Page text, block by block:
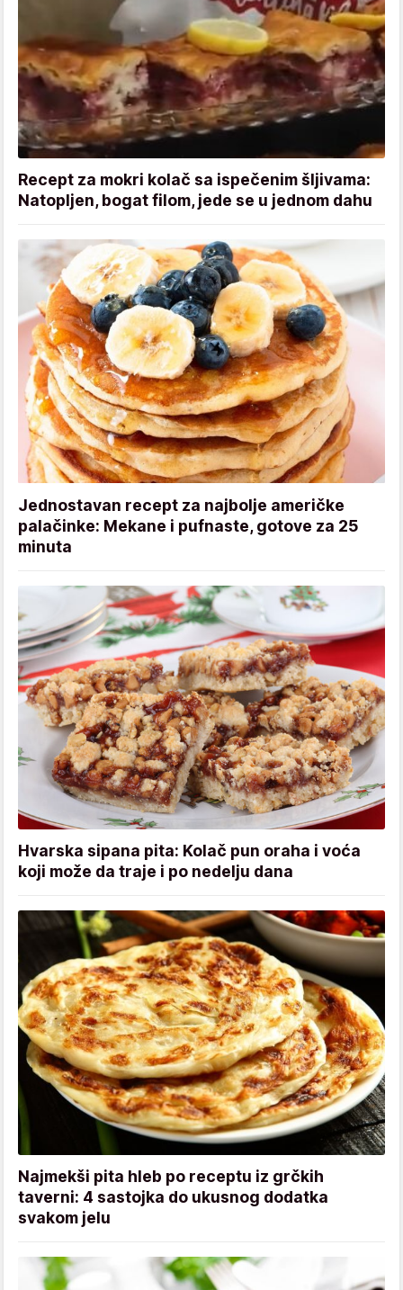
Recept za mokri kolač sa ispečenim šljivama:
Natopljen, bogat filom, jede se u jednom dahu
Jednostavan recept za najbolje američke
palačinke: Mekane i pufnaste, gotove za 25
minuta
Hvarska sipana pita: Kolač pun oraha i voća
koji može da traje i po nedelju dana
Najmekši pita hleb po receptu iz grčkih
taverni: 4 sastojka do ukusnog dodatka
svakom jelu